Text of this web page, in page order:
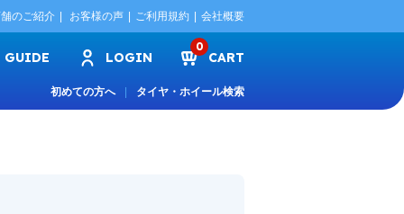
のご紹介 お客様の声 ご利用規約 会社概要
GUIDE LOGIN
0
CART
初めての方へ タイヤ・ホイール検索